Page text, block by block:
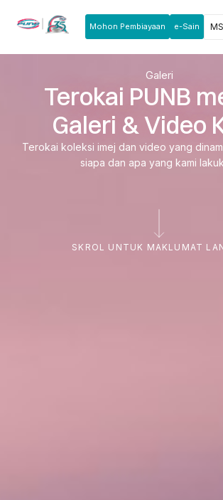
Mohon Pembiayaan e-Sain MS
Galeri
Terokai PUNB
Galeri & Video
Terokai koleksi imej dan video yang
siapa dan apa yang kami
SKROL UNTUK MAKLUMAT